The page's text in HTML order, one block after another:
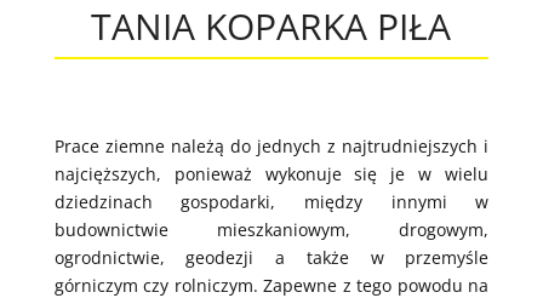
TANIA KOPARKA PIŁA
Prace ziemne należą do jednych z najtrudniejszych i
najcięższych, ponieważ wykonuje się je w wielu
dziedzinach gospodarki, między innymi w
budownictwie mieszkaniowym, drogowym,
ogrodnictwie, geodezji a także w przemyśle
górniczym czy rolniczym. Zapewne z tego powodu na